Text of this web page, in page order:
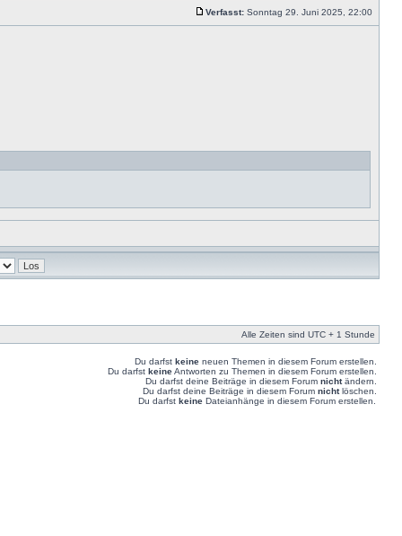
Verfasst: Sonntag 29. Juni 2025, 22:00
Alle Zeiten sind UTC + 1 Stunde
Du darfst keine neuen Themen in diesem Forum erstellen.
Du darfst keineAntworten zu Themen in diesem Forum erstellen.
Du darfst deine Beiträge in diesem Forum nichtändern.
Du darfst deine Beiträge in diesem Forum nichtlöschen.
Du darfst keine Dateianhänge in diesem Forum erstellen.